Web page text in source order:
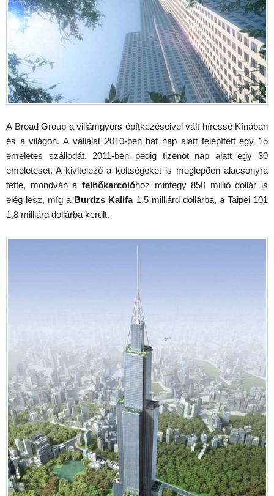
A Broad Group a villámgyors építkezéseivel vált híressé Kínában
és a világon. A vállalat 2010-ben hat nap alatt felépített egy 15
emeletes szállodát, 2011-ben pedig tizenöt nap alatt egy 30
emeleteset. A kivitelező a költségeket is meglepően alacsonyra
tette, mondván a felhőkarcolóhoz mintegy 850 millió dollár is
elég lesz, míg a Burdzs Kalifa1,5 milliárd dollárba, a Taipei 101
1,8 milliárd dollárba került.